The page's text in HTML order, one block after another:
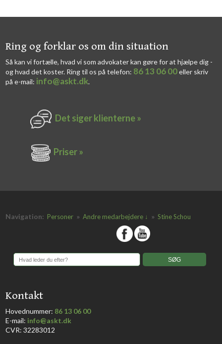
​​Ring og forklar os om din situation
Så kan vi fortælle, hvad vi som advokater kan gøre for at hjælpe dig -
og hvad det koster. Ring til os på telefon: 86 13 06 00eller skriv
på e-mail: info@askt.dk​.​
Det siger k​lienterne​ »
Priser »
Navigation: Personer » Andre medarbejdere ↓ » Stine Schou
​
​Kontakt
Hovednummer: 86 13 06 00
​E-mail: info@askt.dk
CVR: 32283012